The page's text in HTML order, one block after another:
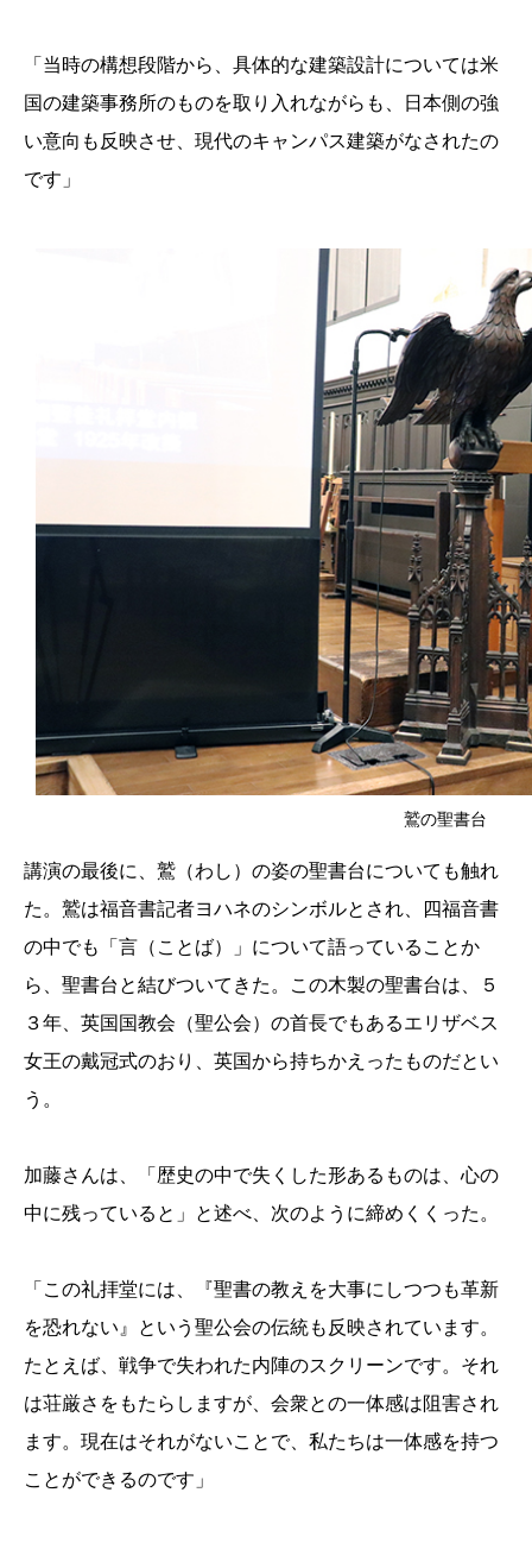
「当時の構想段階から、具体的な建築設計については米
国の建築事務所のものを取り入れながらも、日本側の強
い意向も反映させ、現代のキャンパス建築がなされたの
です」
鷲の聖書台
講演の最後に、鷲（わし）の姿の聖書台についても触れ
た。鷲は福音書記者ヨハネのシンボルとされ、四福音書
の中でも「言（ことば）」について語っていることか
ら、聖書台と結びついてきた。この木製の聖書台は、５
３年、英国国教会（聖公会）の首長でもあるエリザベス
女王の戴冠式のおり、英国から持ちかえったものだとい
う。
加藤さんは、「歴史の中で失くした形あるものは、心の
中に残っていると」と述べ、次のように締めくくった。
「この礼拝堂には、『聖書の教えを大事にしつつも革新
を恐れない』という聖公会の伝統も反映されています。
たとえば、戦争で失われた内陣のスクリーンです。それ
は荘厳さをもたらしますが、会衆との一体感は阻害され
ます。現在はそれがないことで、私たちは一体感を持つ
ことができるのです」